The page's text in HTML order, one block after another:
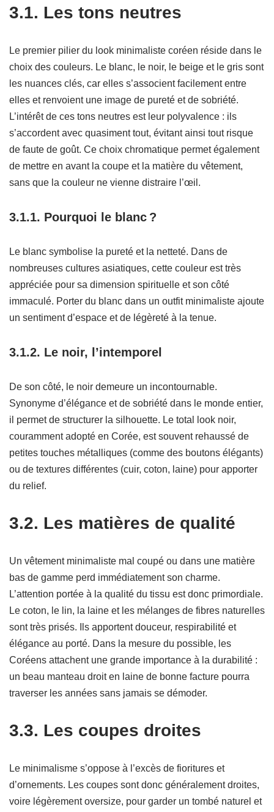
3.1. Les tons neutres
Le premier pilier du look minimaliste coréen réside dans le
choix des couleurs. Le blanc, le noir, le beige et le gris sont
les nuances clés, car elles s’associent facilement entre
elles et renvoient une image de pureté et de sobriété.
L’intérêt de ces tons neutres est leur polyvalence : ils
s’accordent avec quasiment tout, évitant ainsi tout risque
de faute de goût. Ce choix chromatique permet également
de mettre en avant la coupe et la matière du vêtement,
sans que la couleur ne vienne distraire l’œil.
3.1.1. Pourquoi le blanc ?
Le blanc symbolise la pureté et la netteté. Dans de
nombreuses cultures asiatiques, cette couleur est très
appréciée pour sa dimension spirituelle et son côté
immaculé. Porter du blanc dans un outfit minimaliste ajoute
un sentiment d’espace et de légèreté à la tenue.
3.1.2. Le noir, l’intemporel
De son côté, le noir demeure un incontournable.
Synonyme d’élégance et de sobriété dans le monde entier,
il permet de structurer la silhouette. Le total look noir,
couramment adopté en Corée, est souvent rehaussé de
petites touches métalliques (comme des boutons élégants)
ou de textures différentes (cuir, coton, laine) pour apporter
du relief.
3.2. Les matières de qualité
Un vêtement minimaliste mal coupé ou dans une matière
bas de gamme perd immédiatement son charme.
L’attention portée à la qualité du tissu est donc primordiale.
Le coton, le lin, la laine et les mélanges de fibres naturelles
sont très prisés. Ils apportent douceur, respirabilité et
élégance au porté. Dans la mesure du possible, les
Coréens attachent une grande importance à la durabilité :
un beau manteau droit en laine de bonne facture pourra
traverser les années sans jamais se démoder.
3.3. Les coupes droites
Le minimalisme s’oppose à l’excès de fioritures et
d’ornements. Les coupes sont donc généralement droites,
voire légèrement oversize, pour garder un tombé naturel et